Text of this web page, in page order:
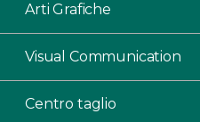
Arti Grafiche
Visual Communication
Centro taglio